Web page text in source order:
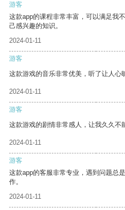
游客
这款app的课程非常丰富，可以满足我
己感兴趣的知识。
2024-01-11
游客
这款游戏的音乐非常优美，听了让人心
2024-01-11
游客
这款游戏的剧情非常感人，让我久久不
2024-01-11
游客
这款app的客服非常专业，遇到问题总
作。
2024-01-11